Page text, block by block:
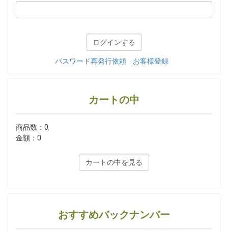
パスワード再発行依頼 お客様登録
カートの中
商品数：0
金額：0
カートの中を見る
おすすめバックナンバー